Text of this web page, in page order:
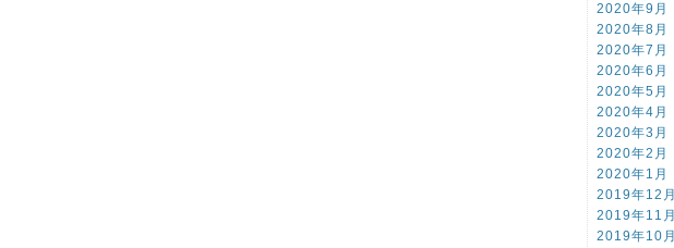
2020年9月
2020年8月
2020年7月
2020年6月
2020年5月
2020年4月
2020年3月
2020年2月
2020年1月
2019年12月
2019年11月
2019年10月